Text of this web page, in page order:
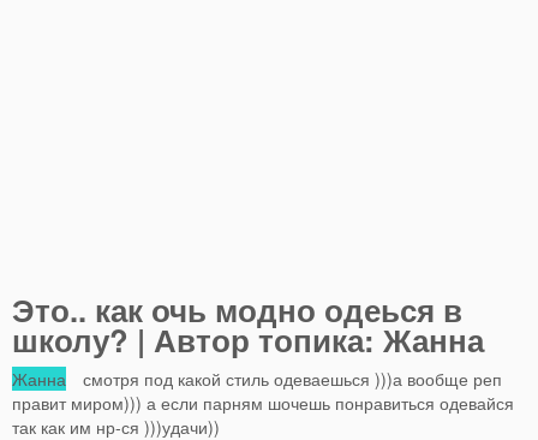
Это.. как очь модно одеься в
школу? | Автор топика: Жанна
Жанна смотря под какой стиль одеваешься )))а вообще реп
правит миром))) а если парням шочешь понравиться одевайся
так как им нр-ся )))удачи))